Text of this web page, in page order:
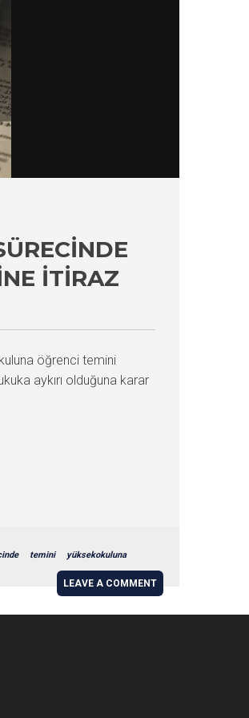
İTIRAZ
öğrenci temini
aykırı olduğuna karar
temini yüksekokuluna
LEAVE A COMMENT